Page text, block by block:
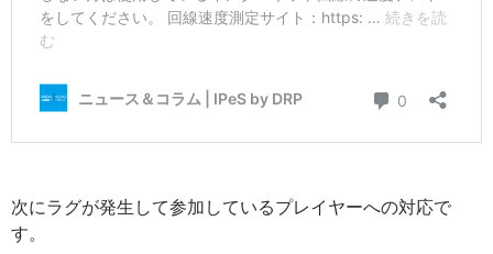
次にラグが発生して参加しているプレイヤーへの対応で
す。